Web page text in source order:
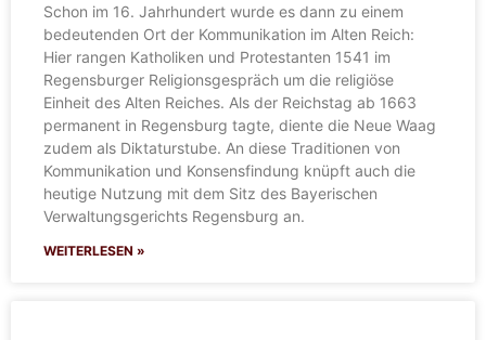
Schon im 16. Jahrhundert wurde es dann zu einem
bedeutenden Ort der Kommunikation im Alten Reich:
Hier rangen Katholiken und Protestanten 1541 im
Regensburger Religionsgespräch um die religiöse
Einheit des Alten Reiches. Als der Reichstag ab 1663
permanent in Regensburg tagte, diente die Neue Waag
zudem als Diktaturstube. An diese Traditionen von
Kommunikation und Konsensfindung knüpft auch die
heutige Nutzung mit dem Sitz des Bayerischen
Verwaltungsgerichts Regensburg an.
WEITERLESEN »